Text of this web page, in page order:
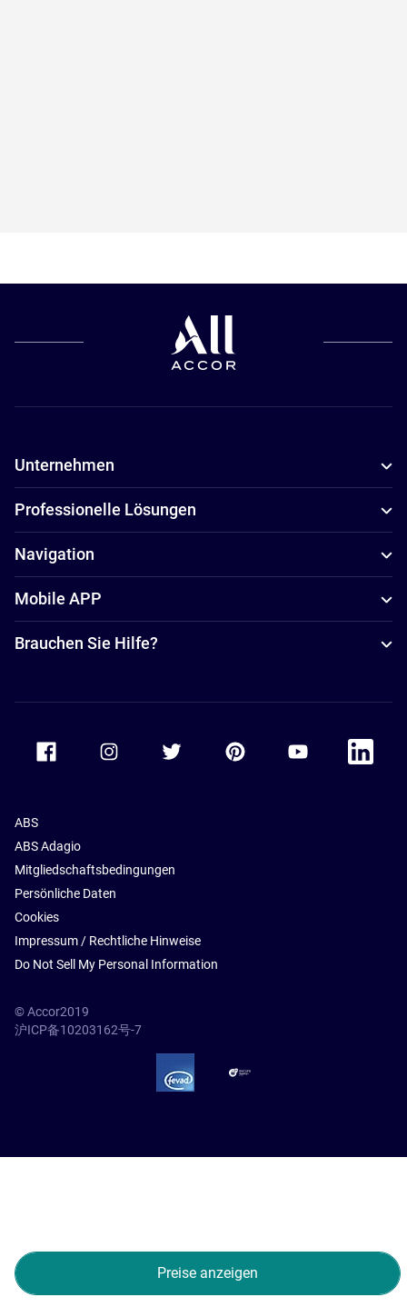
Preise anzeigen
Unternehmen
Professionelle Lösungen
Navigation
Mobile APP
Brauchen Sie Hilfe?
Accor Facebook Accor TwitterAccor PinterestAccor Youtube
Accor
ABS
ABS Adagio
Mitgliedschaftsbedingungen
Persönliche Daten
Cookies
Impressum / Rechtliche Hinweise
Do Not Sell My Personal Information
© Accor2019
沪ICP备10203162号-7